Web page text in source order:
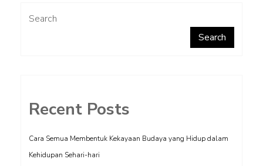
Search
Search
Recent Posts
Cara Semua Membentuk Kekayaan Budaya yang Hidup dalam
Kehidupan Sehari-hari